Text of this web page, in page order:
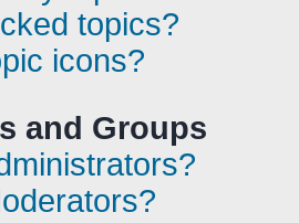
topics?
icons?
and Groups